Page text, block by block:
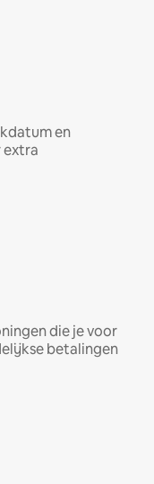
en
extra
die je voor
betalingen